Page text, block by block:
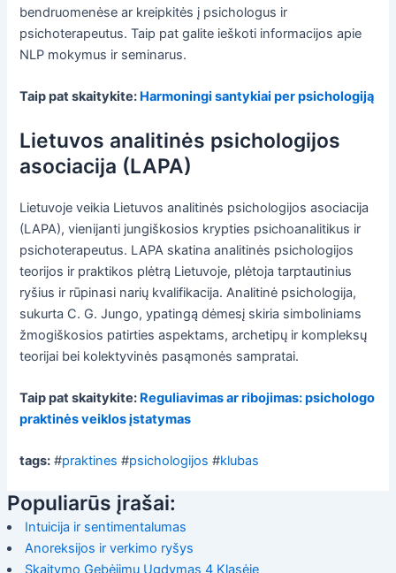
bendruomenėse ar kreipkitės į psichologus ir
psichoterapeutus. Taip pat galite ieškoti informacijos apie
NLP mokymus ir seminarus.
Taip pat skaitykite: Harmoningi santykiai per psichologiją
Lietuvos analitinės psichologijos
asociacija (LAPA)
Lietuvoje veikia Lietuvos analitinės psichologijos asociacija
(LAPA), vienijanti jungiškosios krypties psichoanalitikus ir
psichoterapeutus. LAPA skatina analitinės psichologijos
teorijos ir praktikos plėtrą Lietuvoje, plėtoja tarptautinius
ryšius ir rūpinasi narių kvalifikacija. Analitinė psichologija,
sukurta C. G. Jungo, ypatingą dėmesį skiria simboliniams
žmogiškosios patirties aspektams, archetipų ir kompleksų
teorijai bei kolektyvinės pasąmonės sampratai.
Taip pat skaitykite: Reguliavimas ar ribojimas: psichologo
praktinės veiklos įstatymas
tags: #praktines #psichologijos #klubas
Populiarūs įrašai:
Intuicija ir sentimentalumas
Anoreksijos ir verkimo ryšys
Skaitymo Gebėjimų Ugdymas 4 Klasėje